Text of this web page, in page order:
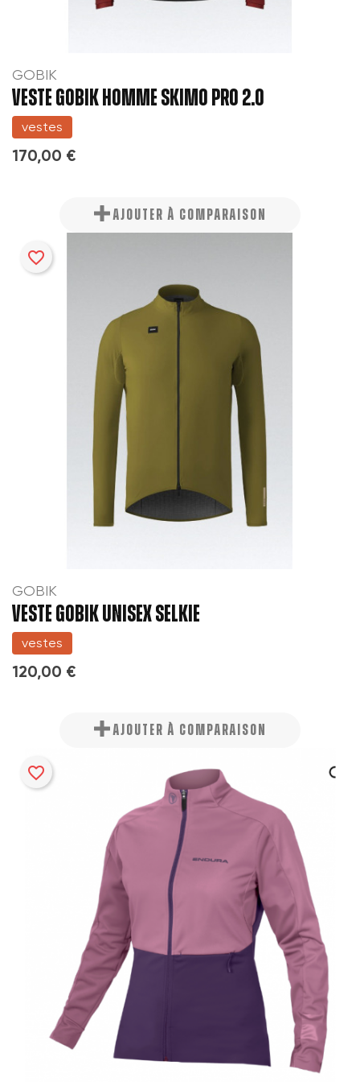
GOBIK
VESTE GOBIK HOMME SKIMO PRO 2.0
vestes
170,00 €
AJOUTER À COMPARAISON
GOBIK
VESTE GOBIK UNISEX SELKIE
vestes
120,00 €
favorite_border
AJOUTER À COMPARAISON
favorite_border